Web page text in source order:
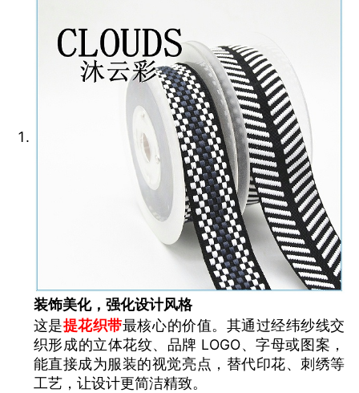
装饰美化，强化设计风格
这是提花织带最核心的价值。其通过经纬纱线交
织形成的立体花纹、品牌 LOGO、字母或图案，
能直接成为服装的视觉亮点，替代印花、刺绣等
工艺，让设计更简洁精致。